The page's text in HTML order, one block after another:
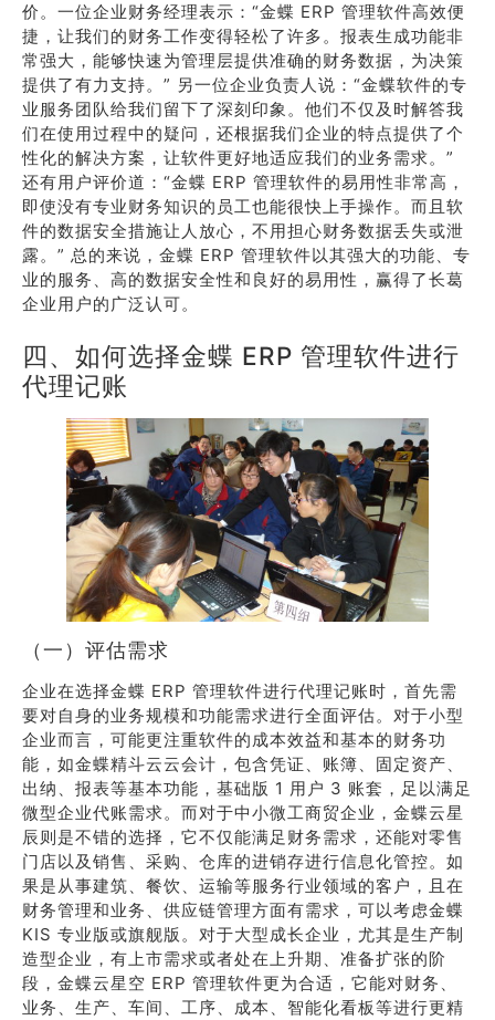
价。一位企业财务经理表示：“金蝶 ERP 管理软件高效便
捷，让我们的财务工作变得轻松了许多。报表生成功能非
常强大，能够快速为管理层提供准确的财务数据，为决策
提供了有力支持。” 另一位企业负责人说：“金蝶软件的专
业服务团队给我们留下了深刻印象。他们不仅及时解答我
们在使用过程中的疑问，还根据我们企业的特点提供了个
性化的解决方案，让软件更好地适应我们的业务需求。”
还有用户评价道：“金蝶 ERP 管理软件的易用性非常高，
即使没有专业财务知识的员工也能很快上手操作。而且软
件的数据安全措施让人放心，不用担心财务数据丢失或泄
露。” 总的来说，金蝶 ERP 管理软件以其强大的功能、专
业的服务、高的数据安全性和良好的易用性，赢得了长葛
企业用户的广泛认可。
四、如何选择金蝶 ERP 管理软件进行
代理记账
（一）评估需求
企业在选择金蝶 ERP 管理软件进行代理记账时，首先需
要对自身的业务规模和功能需求进行全面评估。对于小型
企业而言，可能更注重软件的成本效益和基本的财务功
能，如金蝶精斗云云会计，包含凭证、账簿、固定资产、
出纳、报表等基本功能，基础版 1 用户 3 账套，足以满足
微型企业代账需求。而对于中小微工商贸企业，金蝶云星
辰则是不错的选择，它不仅能满足财务需求，还能对零售
门店以及销售、采购、仓库的进销存进行信息化管控。如
果是从事建筑、餐饮、运输等服务行业领域的客户，且在
财务管理和业务、供应链管理方面有需求，可以考虑金蝶
KIS 专业版或旗舰版。对于大型成长企业，尤其是生产制
造型企业，有上市需求或者处在上升期、准备扩张的阶
段，金蝶云星空 ERP 管理软件更为合适，它能对财务、
业务、生产、车间、工序、成本、智能化看板等进行更精